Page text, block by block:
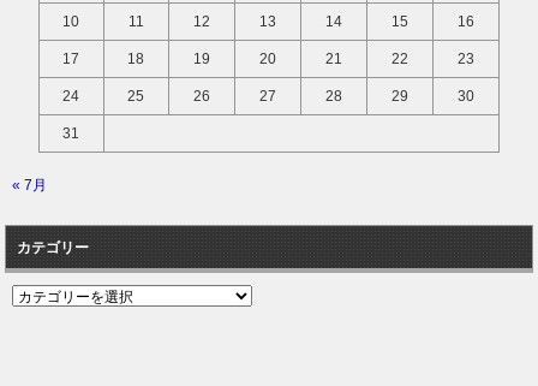
10 11 12 13 14 15 16
17 18 19 20 21 22 23
24 25 26 27 28 29 30
31
« 7月
カテゴリー
カ